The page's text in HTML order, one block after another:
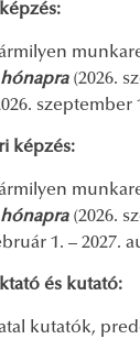
(2026.
szeptember
képzés:
(2026.
1. – 2027.
és kutató:
kutatók,